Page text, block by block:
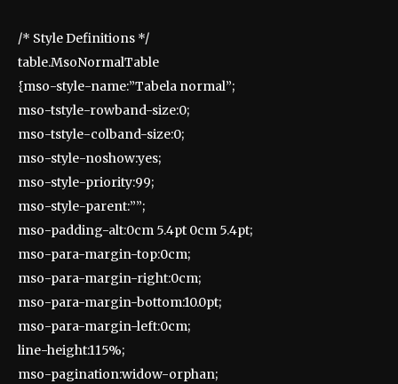
/* Style Definitions */
table.MsoNormalTable
{mso-style-name:”Tabela normal”;
mso-tstyle-rowband-size:0;
mso-tstyle-colband-size:0;
mso-style-noshow:yes;
mso-style-priority:99;
mso-style-parent:””;
mso-padding-alt:0cm 5.4pt 0cm 5.4pt;
mso-para-margin-top:0cm;
mso-para-margin-right:0cm;
mso-para-margin-bottom:10.0pt;
mso-para-margin-left:0cm;
line-height:115%;
mso-pagination:widow-orphan;